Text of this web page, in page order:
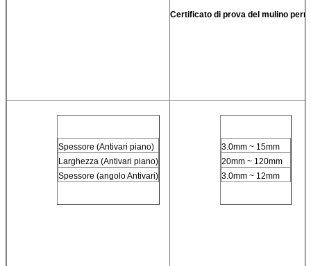
Certificato di prova del mulino
Spessore (Antivari piano)
Larghezza (Antivari piano)
Spessore (angolo Antivari)
3.0mm ~ 15mm
20mm ~ 120mm
3.0mm ~ 12mm